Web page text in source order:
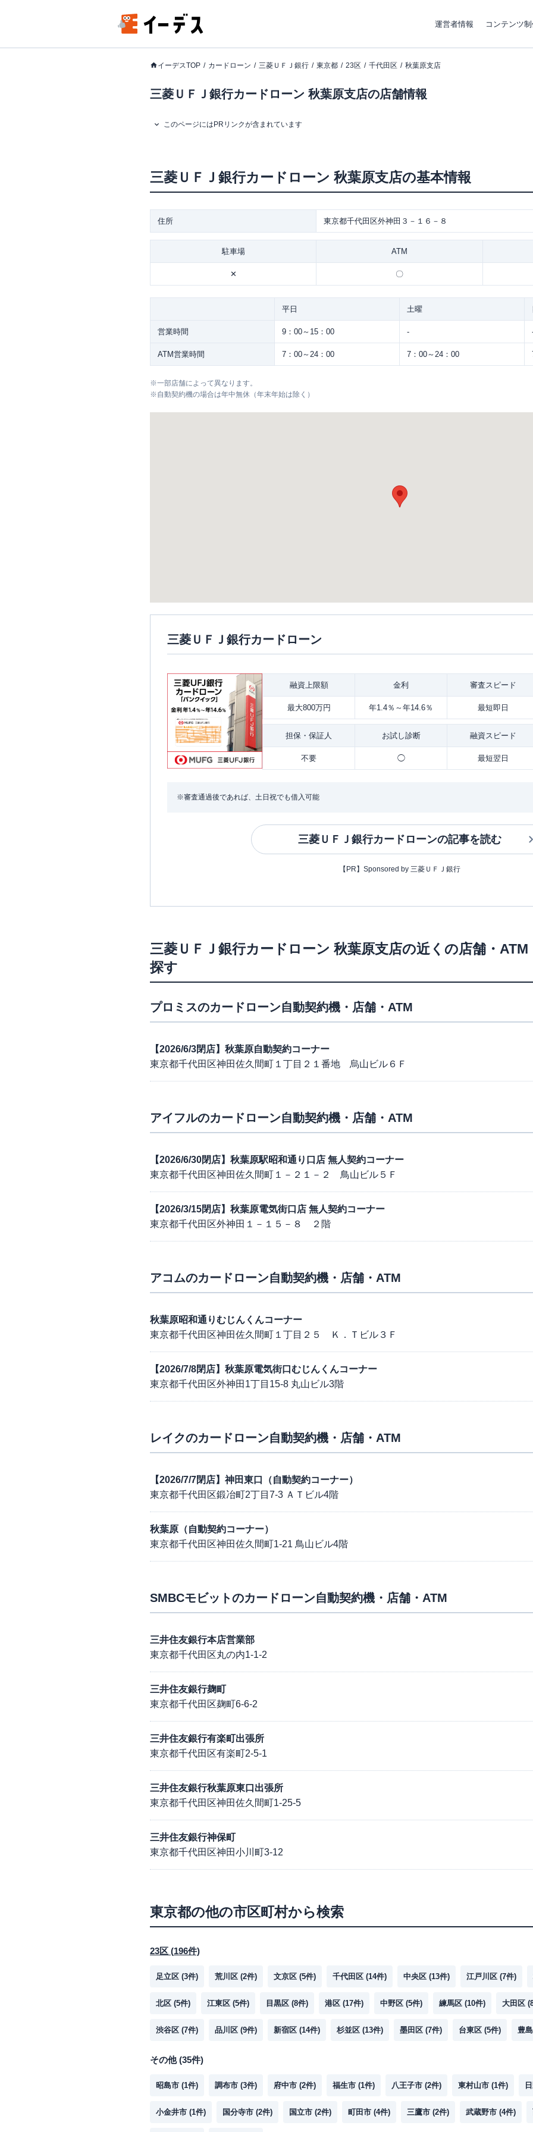
運営者情報 コンテンツ
イーデスTOP カードローン 三菱ＵＦＪ銀行 東京都 23区 千代田区 秋葉原支店
三菱ＵＦＪ銀行カードローン 秋葉原支店の店舗情報
このページにはPRリンクが含まれています
三菱ＵＦＪ銀行カードローン 秋葉原支店の基本情報
住所 東京都千代田区外神田３－１６－８
駐車場 ATM
✕ 〇
平日 土曜
営業時間 9：00～15：00 -
ATM営業時間 7：00～24：00 7：00～24：00
※一部店舗によって異なります。
※自動契約機の場合は年中無休（年末年始は除く）
三菱ＵＦＪ銀行カードローン
融資上限額 金利 審査スピード
最大800万円 年1.4％～年14.6％ 最短即日
担保・ 保証人 お試し診断 融資スピード
不要 ◯ 最短翌日
※審査通過後であれば、土日祝でも借入可能
三菱ＵＦＪ銀行カードローンの記事を読む
【PR】Sponsored by 三菱ＵＦＪ銀行
三菱ＵＦＪ銀行カードローン 秋葉原支店の近くの店舗・
探す
プロミスのカードローン自動契約機・店舗・ATM
【2026/6/3閉店】秋葉原自動契約コーナー
東京都千代田区神田佐久間町１丁目２１番地 烏山ビル６Ｆ
アイフルのカードローン自動契約機・店舗・ATM
【2026/6/30閉店】秋葉原駅昭和通り口店 無人契約コーナー
東京都千代田区神田佐久間町１－２１－２ 鳥山ビル５Ｆ
【2026/3/15閉店】秋葉原電気街口店 無人契約コーナー
東京都千代田区外神田１－１５－８ ２階
アコムのカードローン自動契約機・店舗・ATM
秋葉原昭和通りむじんくんコーナー
東京都千代田区神田佐久間町１丁目２５ Ｋ．Ｔビル３Ｆ
【2026/7/8閉店】秋葉原電気街口むじんくんコーナー
東京都千代田区外神田1丁目15-8 丸山ビル3階
レイクのカードローン自動契約機・店舗・ATM
【2026/7/7閉店】神田東口（自動契約コーナー）
東京都千代田区鍛冶町2丁目7-3 ＡＴビル4階
秋葉原（自動契約コーナー）
東京都千代田区神田佐久間町1-21 鳥山ビル4階
SMBCモビットのカードローン自動契約機・店舗・ATM
三井住友銀行本店営業部
東京都千代田区丸の内1-1-2
三井住友銀行麹町
東京都千代田区麹町6-6-2
三井住友銀行有楽町出張所
東京都千代田区有楽町2-5-1
三井住友銀行秋葉原東口出張所
東京都千代田区神田佐久間町1-25-5
三井住友銀行神保町
東京都千代田区神田小川町3-12
東京都の他の市区町村から検索
23区 (196件)
足立区 (3件) 荒川区 (2件) 文京区 (5件) 千代田区 (14件) 中央区 (13件) 江戸川区 (7件)
北区 (5件) 江東区 (5件) 目黒区 (8件) 港区 (17件) 中野区 (5件) 練馬区 (10件) 大田区 (
渋谷区 (7件) 品川区 (9件) 新宿区 (14件) 杉並区 (13件) 墨田区 (7件) 台東区 (5件) 豊
その他(35件)
昭島市 (1件) 調布市 (3件) 府中市 (2件) 福生市 (1件) 八王子市 (2件) 東村山市 (1件)
小金井市 (1件) 国分寺市 (2件) 国立市 (2件) 町田市 (4件) 三鷹市 (2件) 武蔵野市 (4件)